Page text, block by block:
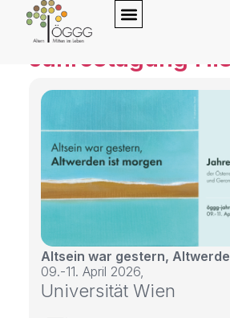
Jahrestagung
Altsein war gestern,
09.-11. April 2026,
Universität Wien